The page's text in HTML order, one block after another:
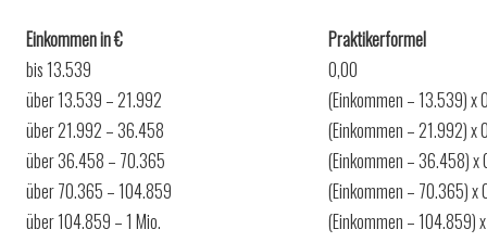
Einkommen in €
Praktikerformel
bis 13.539
0,00
über 13.539 – 21.992
(Einkommen – 13.539) x
über 21.992 – 36.458
(Einkommen – 21.992) x
über 36.458 – 70.365
(Einkommen – 36.458)
über 70.365 – 104.859
(Einkommen – 70.365)
über 104.859 – 1 Mio.
(Einkommen – 104.859)